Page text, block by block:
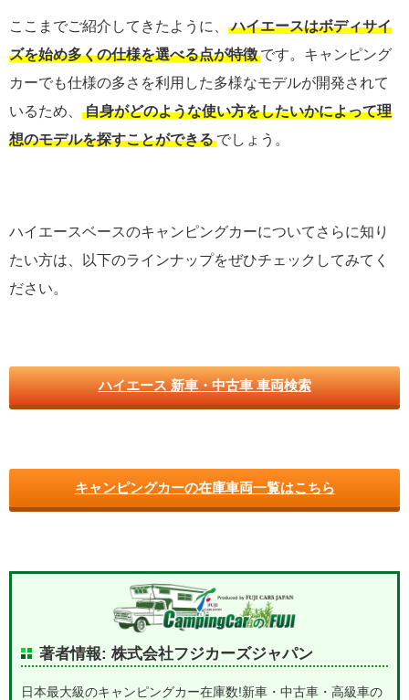
ここまでご紹介してきたように、
ハイエースはボディサイ
ズを始め多くの仕様を選べる点が特徴 です。キャンピング
カーでも仕様の多さを利用した多様なモデルが開発されて
いるため、
自身がどのような使い方をしたいかによって理
想のモデルを探すことができる でしょう。
ハイエースベースのキャンピングカーについてさらに知り
たい方は、以下のラインナップをぜひチェックしてみてく
ださい。
ハイエース 新車・中古車 車両検索
キャンピングカーの在庫車両一覧はこちら
著者情報: 株式会社フジカーズジャパン
日本最大級のキャンピングカー在庫数!新車・中古車・高級車の